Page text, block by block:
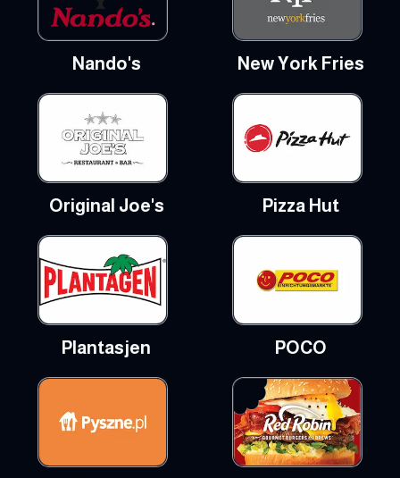
Nando's New York Fries
Original Joe's Pizza Hut
Plantasjen POCO